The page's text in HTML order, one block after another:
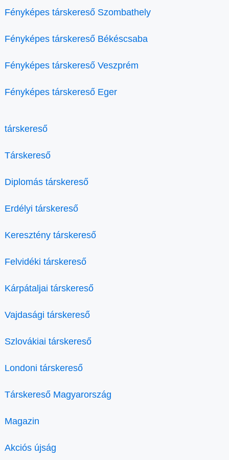
Fényképes társkereső Szombathely
Fényképes társkereső Békéscsaba
Fényképes társkereső Veszprém
Fényképes társkereső Eger
társkereső
Társkereső
Diplomás társkereső
Erdélyi társkereső
Keresztény társkereső
Felvidéki társkereső
Kárpátaljai társkereső
Vajdasági társkereső
Szlovákiai társkereső
Londoni társkereső
Társkereső Magyarország
Magazin
Akciós újság